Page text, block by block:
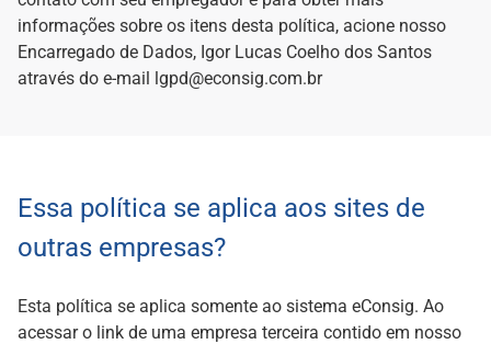
informações sobre os itens desta política, acione nosso
Encarregado de Dados, Igor Lucas Coelho dos Santos
através do e-mail lgpd@econsig.com.br
Essa política se aplica aos sites de
outras empresas?
Esta política se aplica somente ao sistema eConsig. Ao
acessar o link de uma empresa terceira contido em nosso